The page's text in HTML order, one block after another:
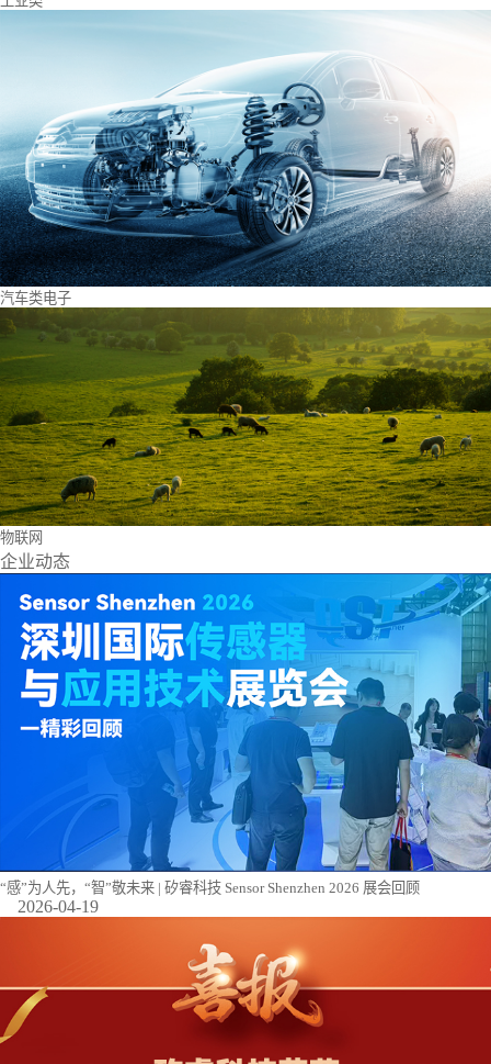
汽车类电子
物联网
企业动态
“感”为人先，“智”敬未来 | 矽睿科技 Sensor Shenzhen 2026 展会回顾
2026-04-19